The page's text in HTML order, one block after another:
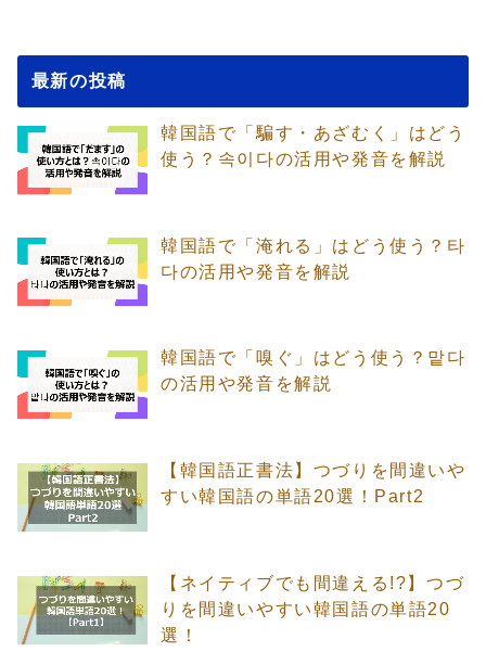
最新の投稿
韓国語で「騙す・あざむく」はどう
使う？속이다の活用や発音を解説
韓国語で「淹れる」はどう使う？타
다の活用や発音を解説
韓国語で「嗅ぐ」はどう使う？맡다
の活用や発音を解説
【韓国語正書法】つづりを間違いや
すい韓国語の単語20選！Part2
【ネイティブでも間違える!?】つづ
りを間違いやすい韓国語の単語20
選！